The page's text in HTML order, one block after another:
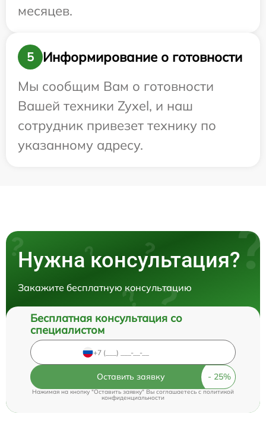
месяцев.
5
Информирование о готовности
Мы сообщим Вам о готовности
Вашей техники Zyxel, и наш
сотрудник привезет технику по
указанному адресу.
Нужна консультация?
Закажите бесплатную консультацию
Бесплатная консультация со
специалистом
Оставить заявку
Нажимая на кнопку "Оставить заявку" Вы соглашаетесь cполитикой
конфиденциальности